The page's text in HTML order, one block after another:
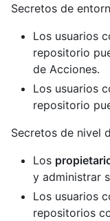
Secretos de
Los usuarios
repositorio
de Acciones.
Los usuarios
repositorio
Secretos de nivel
Los
y administrar
Los usuarios
repositorios